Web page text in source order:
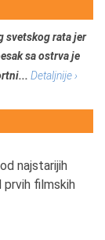
svetskog rata jer
sa ostrva je
Detaljnije ›
najstarijih
prvih filmskih